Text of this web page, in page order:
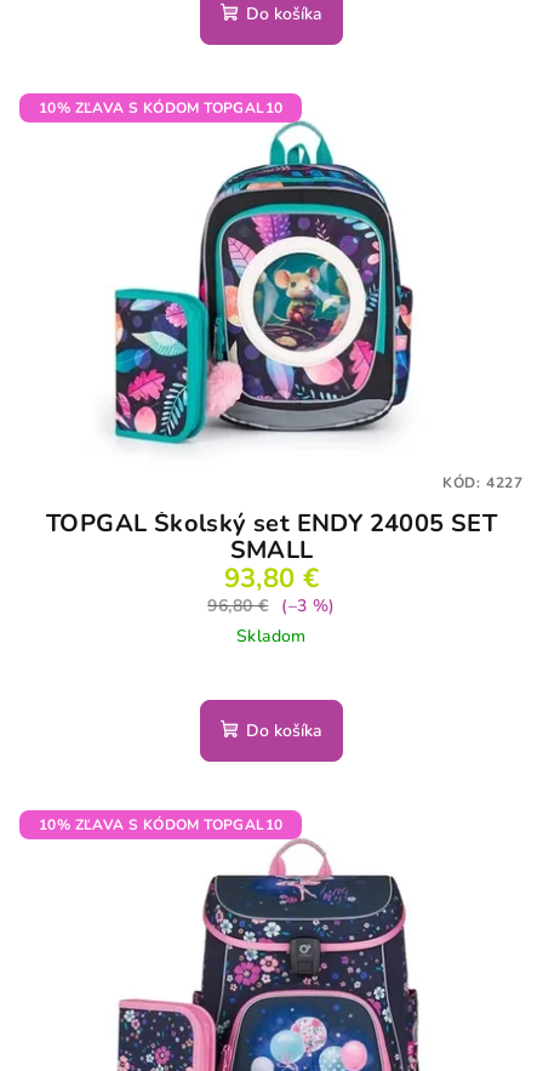
Do košíka
10% ZĽAVA S KÓDOM TOPGAL10
TOPGAL Školský set ENDY 24005 SET
SMALL
93,80 €
96,80 €
(–3 %)
Skladom
Do košíka
KÓD: 4227
10% ZĽAVA S KÓDOM TOPGAL10